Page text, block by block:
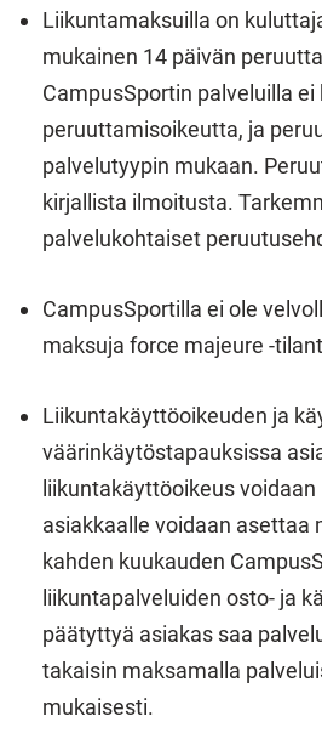
Liikuntamaksuilla on
mukainen 14 päivän
CampusSportin palveluilla ei
peruuttamisoikeutta, ja
palvelutyypin mukaan.
kirjallista ilmoitusta.
palvelukohtaiset
CampusSportilla ei ole
maksuja force majeure -
Liikuntakäyttöoikeuden ja
väärinkäytöstapauksissa
liikuntakäyttöoikeus
asiakkaalle voidaan asettaa
kahden kuukauden
liikuntapalveluiden osto- ja
päätyttyä asiakas saa
takaisin maksamalla
mukaisesti.